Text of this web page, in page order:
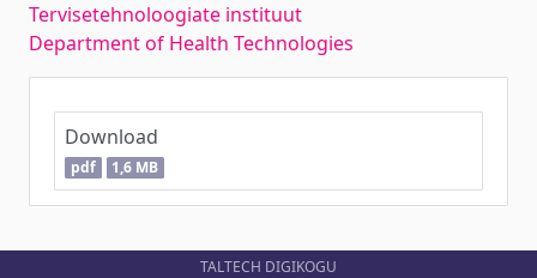
Tervisetehnoloogiate instituut
Department of Health Technologies
Download
pdf 1,6 MB
TALTECH DIGIKOGU